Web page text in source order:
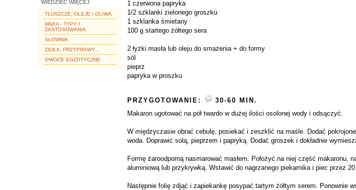
WIEDZIEĆ WIĘCEJ
TŁUSZCZE, OLEJE I OLIWA
MĄKA - TYPY I
ZASTOSOWANIA
SŁOWNIK
ZIOŁA, PRZYPRAWY...
OWOCE EGZOTYCZNE
1 czerwona papryka
1/2 szklanki zielonego groszku
1 szklanka śmietany
100 g startego żółtego sera
2 łyżki masła lub oleju do smażenia + do formy
sól
pieprz
papryka w proszku
PRZYGOTOWANIE:
30-60 MIN.
Makaron ugotować na pół twardo w dużej ilości osolonej wody i odsączyć.
W międzyczasie obrać cebulę, posiekać i zeszklić na maśle. Dodać
woda. Doprawić solą, pieprzem i papryką. Dodać groszek i dokładnie
Formę żaroodporną nasmarować masłem. Położyć na niej część
aluminiową lub przykrywką. Wstawić do nagrzanego piekarnika i piec przez
Następnie folię zdjąć i zapiekankę posypać tartym żółtym serem. Ponownie